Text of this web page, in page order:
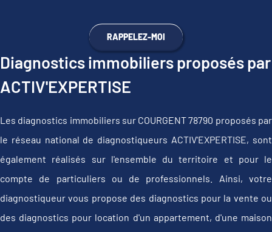
RAPPELEZ-MOI
Diagnostics immobiliers proposés par
ACTIV'EXPERTISE
Les diagnostics immobiliers sur COURGENT 78790 proposés par
le réseau national de diagnostiqueurs ACTIV'EXPERTISE, sont
également réalisés sur l'ensemble du territoire et pour le
compte de particuliers ou de professionnels. Ainsi, votre
diagnostiqueur vous propose des diagnostics pour la vente ou
des diagnostics pour location d'un appartement, d'une maison